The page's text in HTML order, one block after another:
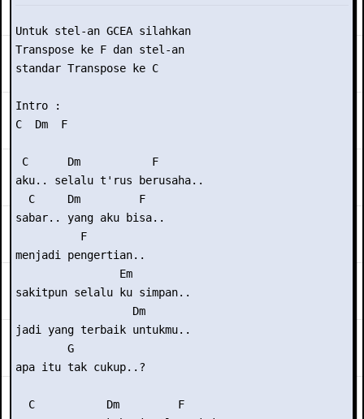
Untuk stel-an GCEA silahkan
Transpose ke F dan stel-an
standar Transpose ke C
Intro :
C  Dm  F
C      Dm           F
aku.. selalu t'rus berusaha..
  C     Dm         F
sabar.. yang aku bisa..
          F
menjadi pengertian..
                Em
sakitpun selalu ku simpan..
                  Dm
jadi yang terbaik untukmu..
        G
apa itu tak cukup..?
  C           Dm         F